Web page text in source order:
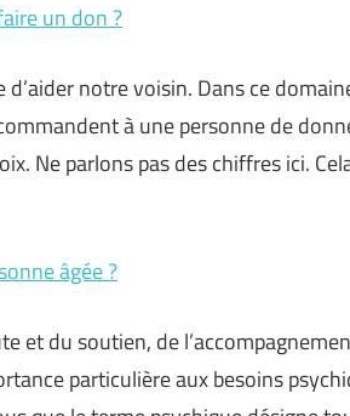
un don ?
d’aider notre voisin. Dans ce
à une personne de
Ne parlons pas des chiffres ici.
âgée ?
et du soutien, de
particulière aux besoins